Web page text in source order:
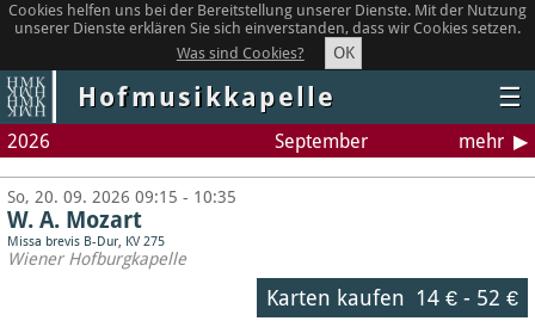
Cookies helfen uns bei der Bereitstellung unserer Dienste. Mit der Nutzung
unserer Dienste erklären Sie sich einverstanden, dass wir Cookies setzen.
Was sind Cookies?
OK
Hofmusikkapelle ☰
2026 September mehr
So, 20. 09. 2026 09:15 - 10:35
W. A. Mozart
Missa brevis B-Dur, KV 275
Wiener Hofburgkapelle
Karten kaufen 14 €- 52 €